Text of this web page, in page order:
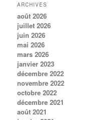
ARCHIVES
août 2026
juillet 2026
juin 2026
mai 2026
mars 2026
janvier 2023
décembre 2022
novembre 2022
octobre 2022
décembre 2021
août 2021